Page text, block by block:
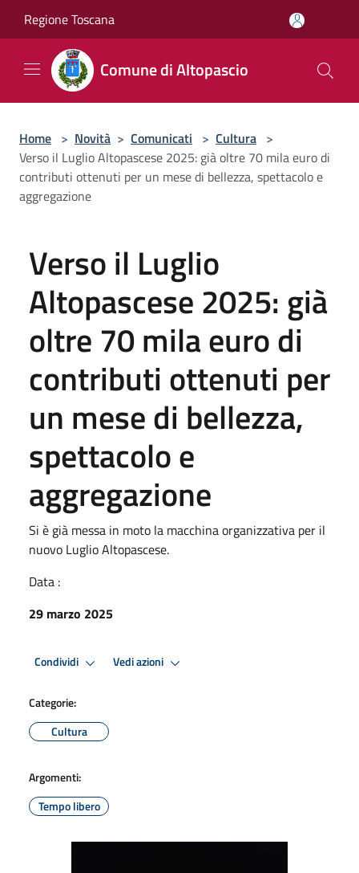
Regione Toscana
Comune di Altopascio
Home > Novità > Comunicati > Cultura >
Verso il Luglio Altopascese 2025: già oltre 70 mila euro di
contributi ottenuti per un mese di bellezza, spettacolo e
aggregazione
Verso il Luglio
Altopascese 2025: già
oltre 70 mila euro di
contributi ottenuti per
un mese di bellezza,
spettacolo e
aggregazione
Si è già messa in moto la macchina organizzativa per il
nuovo Luglio Altopascese.
Data :
29 marzo 2025
Condividi Vedi azioni
Categorie:
Cultura
Argomenti:
Tempo libero